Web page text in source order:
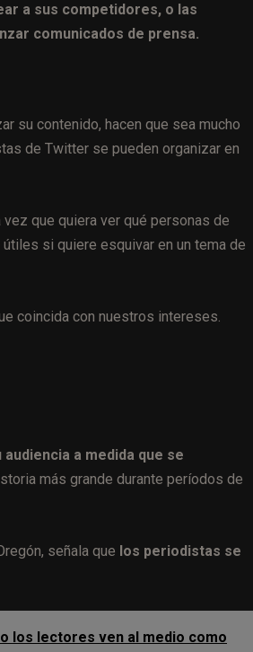
a sus competidores, o las
comunicados de prensa.
su contenido, hacen que sea mucho
de Twitter se pueden organizar en
que quiera ver qué personas de
si quiere esquivar en un tema de
coincida con nuestros intereses.
a medida que se
más grande durante períodos de
señala que los periodistas se
los lectores ven al medio como